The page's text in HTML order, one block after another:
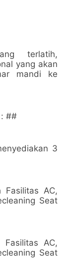
terlatih,
yang akan
mandi ke
##
3
Fasilitas AC,
Seat
AC,
Seat